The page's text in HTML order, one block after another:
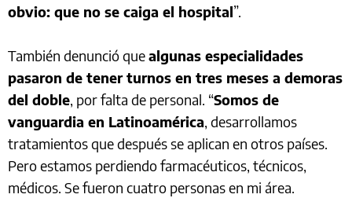
obvio: que no se caiga el hospital”.
También denunció quealgunas especialidades
pasaron de tener turnos en tres meses a demoras
del doble, por falta de personal. “Somos de
vanguardia en Latinoamérica, desarrollamos
tratamientos que después se aplican en otros países.
Pero estamos perdiendo farmacéuticos, técnicos,
médicos. Se fueron cuatro personas en mi área.